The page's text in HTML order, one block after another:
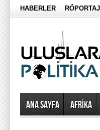
HABERLER
Ana Sayfa AFRİKA